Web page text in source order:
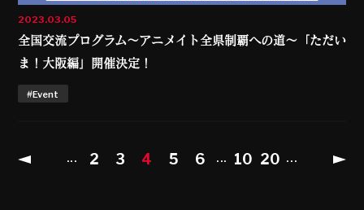
2023.03.05
全国交流プログラム～アニメイト全県制覇への道～「ただい
ま！大阪編」開催決定！
#Event
... 2 3 4 5 6 ... 10 20 ...